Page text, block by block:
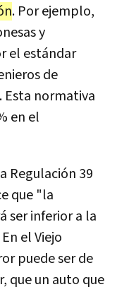
. Por ejemplo,
y
el estándar
de
Esta normativa
en el
Regulación 39
que "la
ser inferior a la
el Viejo
puede ser de
que un auto que